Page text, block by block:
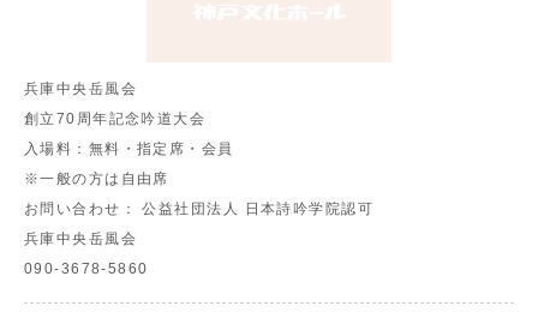
兵庫中央岳風会
創立70周年記念吟道大会
入場料： 無料・指定席・会員
※一般の方は自由席
お問い合わせ：
公益社団法人 日本詩吟学院認可
兵庫中央岳風会
090-3678-5860